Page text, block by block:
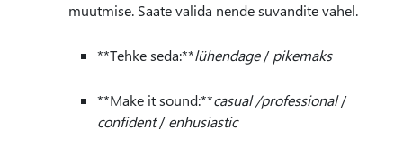
muutmise. Saate valida nende suvandite vahel.
**Tehke seda:**lühendage/pikemaks
**Make it sound:**casual /professional/
confident/enhusiastic